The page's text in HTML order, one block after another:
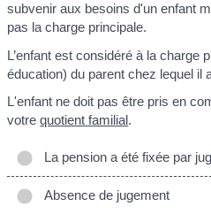
subvenir aux besoins d'un enfant
pas la charge principale.
L’enfant est considéré à la charge
éducation) du parent chez lequel il
L'enfant ne doit pas être pris en
votrequotient familial.
La pension a été fixée par
Absence de jugement